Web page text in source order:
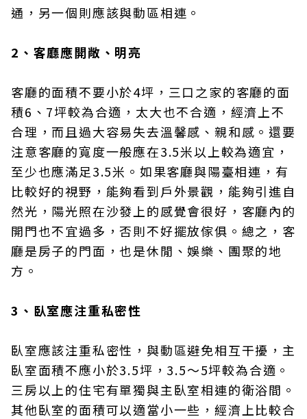
通，另一個則應該與動區相連。
2、客廳應開敞、明亮
客廳的面積不要小於4坪，三口之家的客廳的面
積6、7坪較為合適，太大也不合適，經濟上不
合理，而且過大容易失去溫馨感、親和感。還要
注意客廳的寬度一般應在3.5米以上較為適宜，
至少也應滿足3.5米。如果客廳與陽臺相連，有
比較好的視野，能夠看到戶外景觀，能夠引進自
然光，陽光照在沙發上的感覺會很好，客廳內的
開門也不宜過多，否則不好擺放傢俱。總之，客
廳是房子的門面，也是休閒、娛樂、團聚的地
方。
3、臥室應注重私密性
臥室應該注重私密性，與動區避免相互干擾，主
臥室面積不應小於3.5坪，3.5～5坪較為合適。
三房以上的住宅有單獨與主臥室相連的衛浴間。
其他臥室的面積可以適當小一些，經濟上比較合